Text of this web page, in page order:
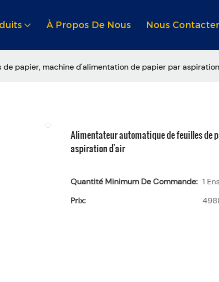
À Propos De Nous Nous Contacter
papier, machine d'alimentation de papier par
Alimentateur automatique de feuilles de
aspiration d'air
Quantité Minimum De Commande: 1
Prix: